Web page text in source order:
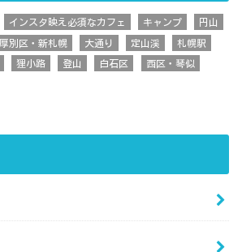
インスタ映え必須なカフェ キャンプ 円山
厚別区・新札幌 大通り 定山渓 札幌駅
狸小路 登山 白石区 西区・琴似